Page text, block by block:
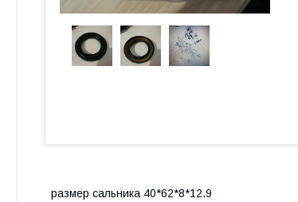
размер сальника 40*62*8*12.9